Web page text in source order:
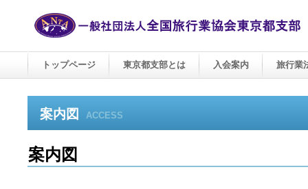
案内図 ACCESS
案内図
トップページ 東京都支部とは 入会案内 旅行業